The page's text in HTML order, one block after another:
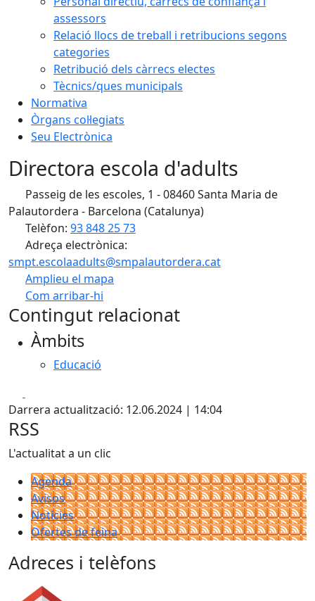
assessors
Relació llocs de treball i retribucions segons
categories
Retribució dels càrrecs electes
Tècnics/ques municipals
Normativa
Òrgans col·legiats
Seu Electrònica
Directora escola d'adults
Passeig de les escoles, 1 - 08460 Santa Maria de
Palautordera - Barcelona (Catalunya)
Telèfon: 93 848 25 73
Adreça electrònica:
smpt.escolaadults@smpalautordera.cat
Amplieu el mapa
Com arribar-hi
+
−
Contingut relacionat
Àmbits
Educació
Darrera actualització: 12.06.2024 | 14:04
RSS
L'actualitat a un clic
Agenda
Avisos
Notícies
Ofertes de feina
Adreces i telèfons